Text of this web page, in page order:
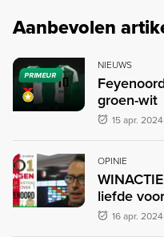
Aanbevolen
PRIMEUR
NIEUWS
groen-wit
15 apr.
OPINIE
liefde
16 apr.